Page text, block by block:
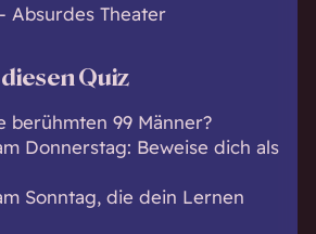
Absurdes Theater
Quiz
berühmten 99 Männer?
Donnerstag: Beweise dich als
Sonntag, die dein Lernen